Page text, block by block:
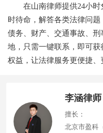
在山南律师提供24小
时待命，解答各类法律问
债务、财产、交通事故、
地，只需一键联系，即可
权益，让法律服务更便捷、
李涵律师
擅长：
北京市盈科